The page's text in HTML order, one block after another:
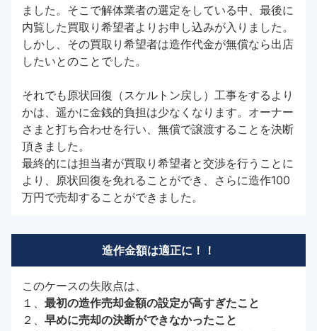
ました。そこで解体業者の選定をしている中、最後に
内覧した買取り希望者よりお申し込みが入りました。
しかし、その買取り希望者は造作代金が無償なら出店
したいとのことでした。
それでも原状回復（スケルトン戻し）工事をするより
かは、遥かに金銭的負担は少なくなります。オーナー
さまと打ち合わせを行い、無償で譲渡することを決断
頂きました。
最終的には担当者が買取り希望者と交渉を行うことに
より、原状回復を免れることができ、さらに造作100
万円で売却することができました。
造作金額は適正に！！
このケースの失敗点は、
１、 最初の造作売却金額の設定が高すぎたこと
２、 早めに売却の決断ができなかったこと